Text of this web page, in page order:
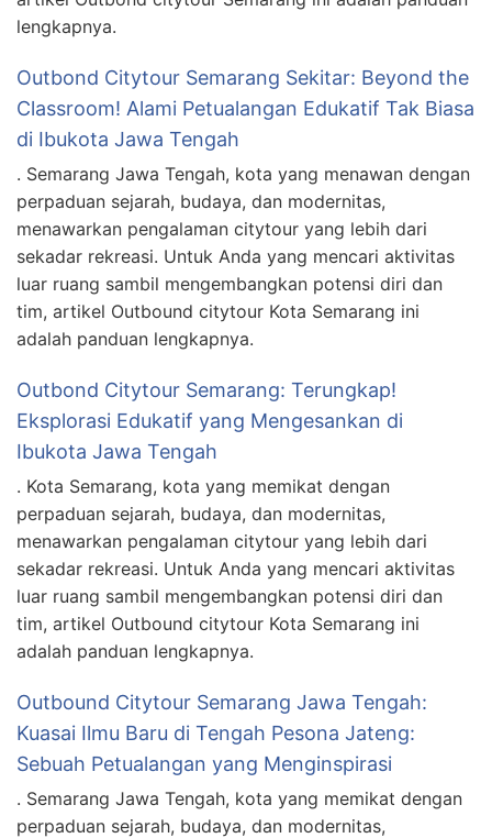
lengkapnya.
Outbond Citytour Semarang Sekitar: Beyond the
Classroom! Alami Petualangan Edukatif Tak Biasa
di Ibukota Jawa Tengah
. Semarang Jawa Tengah, kota yang menawan dengan
perpaduan sejarah, budaya, dan modernitas,
menawarkan pengalaman citytour yang lebih dari
sekadar rekreasi. Untuk Anda yang mencari aktivitas
luar ruang sambil mengembangkan potensi diri dan
tim, artikel Outbound citytour Kota Semarang ini
adalah panduan lengkapnya.
Outbond Citytour Semarang: Terungkap!
Eksplorasi Edukatif yang Mengesankan di
Ibukota Jawa Tengah
. Kota Semarang, kota yang memikat dengan
perpaduan sejarah, budaya, dan modernitas,
menawarkan pengalaman citytour yang lebih dari
sekadar rekreasi. Untuk Anda yang mencari aktivitas
luar ruang sambil mengembangkan potensi diri dan
tim, artikel Outbound citytour Kota Semarang ini
adalah panduan lengkapnya.
Outbound Citytour Semarang Jawa Tengah:
Kuasai Ilmu Baru di Tengah Pesona Jateng:
Sebuah Petualangan yang Menginspirasi
. Semarang Jawa Tengah, kota yang memikat dengan
perpaduan sejarah, budaya, dan modernitas,